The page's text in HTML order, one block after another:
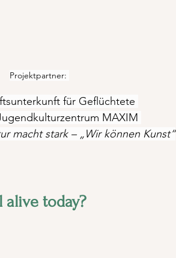
Projektpartner:
für Geflüchtete
MAXIM
macht stark – „Wir können Kunst“
today?